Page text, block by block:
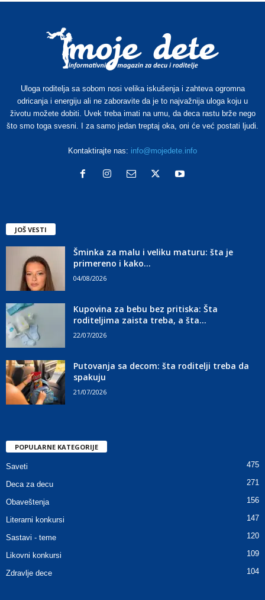
Uloga roditelja sa sobom nosi velika iskušenja i zahteva ogromna
odricanja i energiju ali ne zaboravite da je to najvažnija uloga koju u
životu možete dobiti. Uvek treba imati na umu, da deca rastu brže nego
što smo toga svesni. I za samo jedan treptaj oka, oni će već postati ljudi.
Kontaktirajte nas: info@mojedete.info
JOŠ VESTI
Šminka za malu i veliku maturu: šta je
primereno i kako...
04/08/2026
Kupovina za bebu bez pritiska: Šta
roditeljima zaista treba, a šta...
22/07/2026
Putovanja sa decom: šta roditelji treba da
spakuju
21/07/2026
POPULARNE KATEGORIJE
Saveti 475
Deca za decu 271
Obaveštenja 156
Literarni konkursi 147
Sastavi - teme 120
Likovni konkursi 109
Zdravlje dece 104